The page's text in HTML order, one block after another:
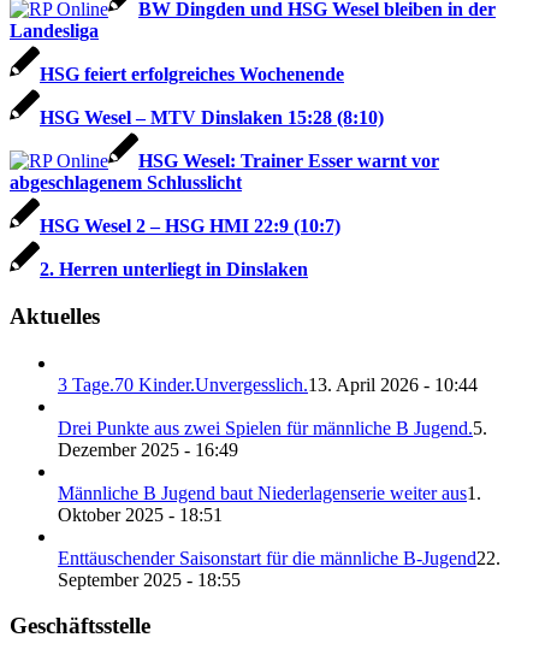
BW Dingden und HSG Wesel bleiben in der
Landesliga
HSG feiert erfolgreiches Wochenende
HSG Wesel – MTV Dinslaken 15:28 (8:10)
HSG Wesel: Trainer Esser warnt vor
abgeschlagenem Schlusslicht
HSG Wesel 2 – HSG HMI 22:9 (10:7)
2. Herren unterliegt in Dinslaken
Aktuelles
3 Tage.70 Kinder.Unvergesslich.13. April 2026 - 10:44
Drei Punkte aus zwei Spielen für männliche B Jugend.5.
Dezember 2025 - 16:49
Männliche B Jugend baut Niederlagenserie weiter aus1.
Oktober 2025 - 18:51
Enttäuschender Saisonstart für die männliche B-Jugend22.
September 2025 - 18:55
Geschäftsstelle